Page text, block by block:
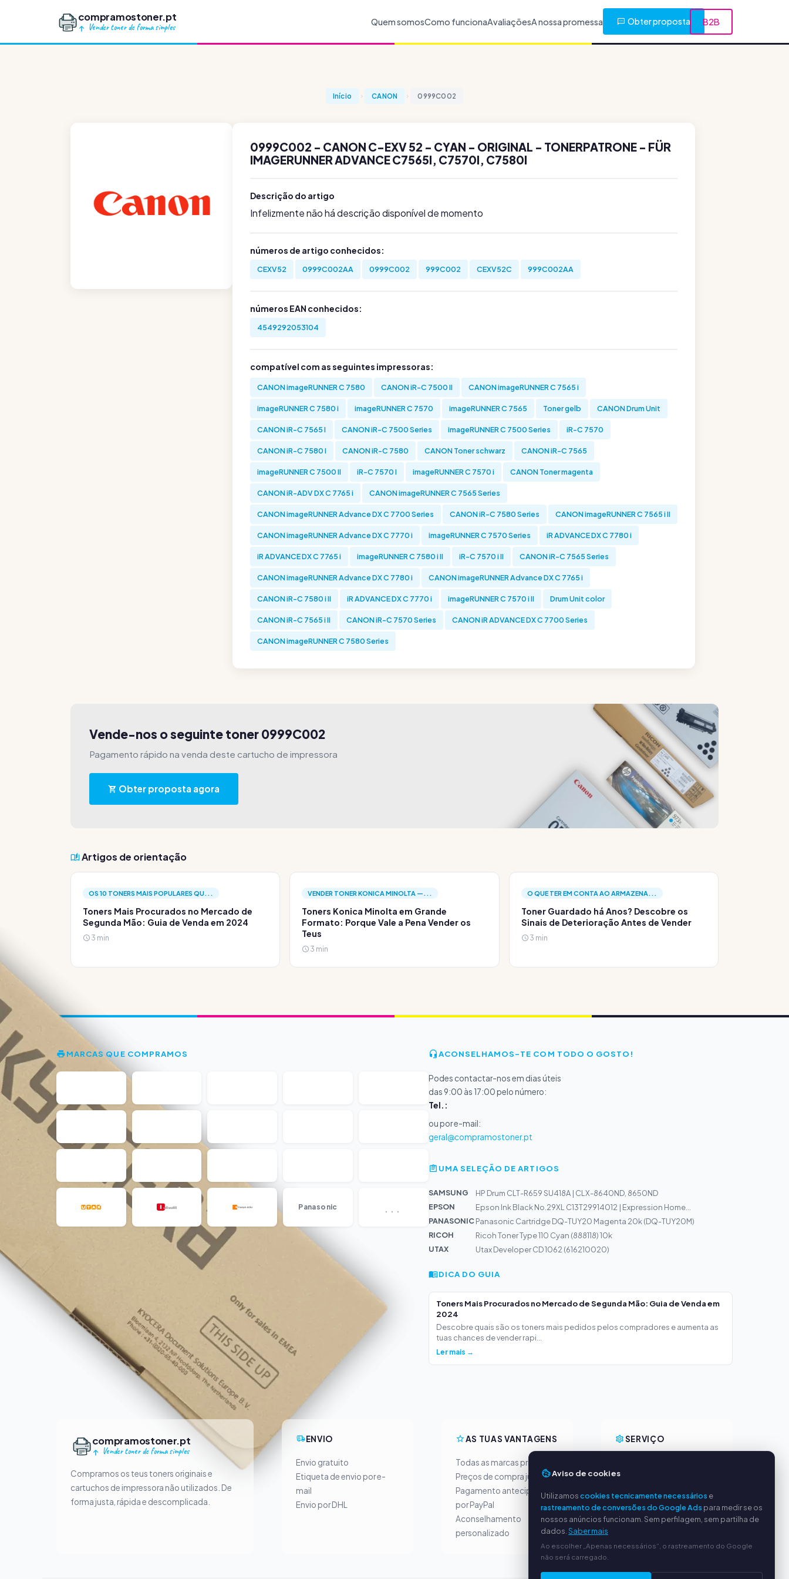
compramostoner.pt
Vender toner de forma simples
Quem somosComo funcionaAvaliaçõesA nossa promessa Obter proposta B2B
Início CANON 0999C002
0999C002 - CANON C-EXV 52 - CYAN - ORIGINAL - TONERPATRONE - FÜR
IMAGERUNNER ADVANCE C7565I, C7570I, C7580I
Descrição do artigo
Infelizmente não há descrição disponível de momento
números de artigo conhecidos:
CEXV52 0999C002AA 0999C002 999C002 CEXV52C 999C002AA
números EAN conhecidos:
4549292053104
compatível com as seguintes impressoras:
CANON imageRUNNER C 7580 CANON iR-C 7500 II CANON imageRUNNER C 7565 i
imageRUNNER C 7580 i imageRUNNER C 7570 imageRUNNER C 7565 Toner gelb CANON Drum Unit
CANON iR-C 7565 I CANON iR-C 7500 Series imageRUNNER C 7500 Series iR-C 7570
CANON iR-C 7580 I CANON iR-C 7580 CANON Toner schwarz CANON iR-C 7565
imageRUNNER C 7500 II iR-C 7570 I imageRUNNER C 7570 i CANON Toner magenta
CANON iR-ADV DX C 7765 i CANON imageRUNNER C 7565 Series
CANON imageRUNNER Advance DX C 7700 Series CANON iR-C 7580 Series CANON imageRUNNER C 7565 i II
CANON imageRUNNER Advance DX C 7770 i imageRUNNER C 7570 Series iR ADVANCE DX C 7780 i
iR ADVANCE DX C 7765 i imageRUNNER C 7580 i II iR-C 7570 i II CANON iR-C 7565 Series
CANON imageRUNNER Advance DX C 7780 i CANON imageRUNNER Advance DX C 7765 i
CANON iR-C 7580 i II iR ADVANCE DX C 7770 i imageRUNNER C 7570 i II Drum Unit color
CANON iR-C 7565 i II CANON iR-C 7570 Series CANON iR ADVANCE DX C 7700 Series
CANON imageRUNNER C 7580 Series
Vende-nos o seguinte toner 0999C002
Pagamento rápido na venda deste cartucho de impressora
Obter proposta agora
Artigos de orientação
OS 10 TONERS MAIS POPULARES QU...
Toners Mais Procurados no Mercado de
Segunda Mão: Guia de Venda em 2024
3 min
VENDER TONER KONICA MINOLTA —...
Toners Konica Minolta em Grande
Formato: Porque Vale a Pena Vender os
Teus
3 min
O QUE TER EM CONTA AO ARMAZENA...
Toner Guardado há Anos? Descobre os
Sinais de Deterioração Antes de Vender
3 min
MARCAS QUE COMPRAMOS
Panasonic ...
ACONSELHAMOS-TE COM TODO O GOSTO!
Podes contactar-nos em dias úteis
das 9:00 às 17:00 pelo número:
Tel.:
ou por e-mail:
geral@compramostoner.pt
UMA SELEÇÃO DE ARTIGOS
SAMSUNG
HP Drum CLT-R659 SU418A | CLX-8640ND, 8650ND
EPSON
Epson Ink Black No.29XL C13T29914012 | Expression Home...
PANASONIC Panasonic Cartridge DQ-TUY20 Magenta 20k (DQ-TUY20M)
RICOH
Ricoh Toner Type 110 Cyan (888118) 10k
UTAX
Utax Developer CD 1062 (616210020)
DICA DO GUIA
Toners Mais Procurados no Mercado de Segunda Mão: Guia de Venda em
2024
Descobre quais são os toners mais pedidos pelos compradores e aumenta as
tuas chances de vender rapi...
Ler mais →
compramostoner.pt
Vender toner de forma simples
Compramos os teus toners originais e
cartuchos de impressora não utilizados. De
forma justa, rápida e descomplicada.
ENVIO
Envio gratuito
Etiqueta de envio por e-
mail
Envio por DHL
AS TUAS VANTAGENS
Todas as marcas principais
Preços de compra justos
Pagamento antecipado
por PayPal
Aconselhamento
personalizado
SERVIÇO
Política de privacidade
Perguntas frequentes
(FAQ)
Aviso de cookies
Utilizamoscookies tecnicamente necessários e
rastreamento de conversões do Google Ads para medir se os
nossos anúncios funcionam. Sem perfilagem, sem partilha de
dados. Saber mais
Ao escolher „Apenas necessários“, o rastreamento do Google
não será carregado.